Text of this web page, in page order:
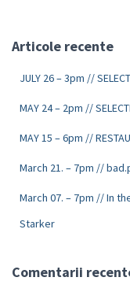
Articole recente
JULY 26 – 3pm //
MAY 24 – 2pm //
MAY 15 – 6pm //
March 21. – 7pm //
March 07. – 7pm // In
Starker
Comentarii